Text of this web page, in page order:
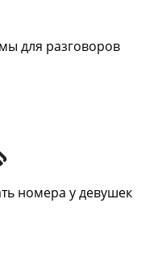
для разговоров
номера у девушек